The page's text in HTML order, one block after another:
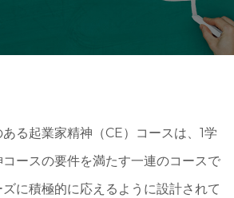
る起業家精神（CE）コースは、1学
ースの要件を満たす一連のコースで
に積極的に応えるように設計されて